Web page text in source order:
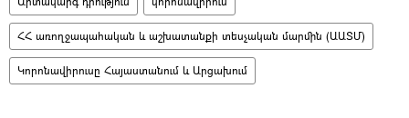
ՀՀ առողջապահական և աշխատանքի տեսչական մարմին (ԱԱՏՄ)
Կորոնավիրուսը Հայաստանում և Արցախում